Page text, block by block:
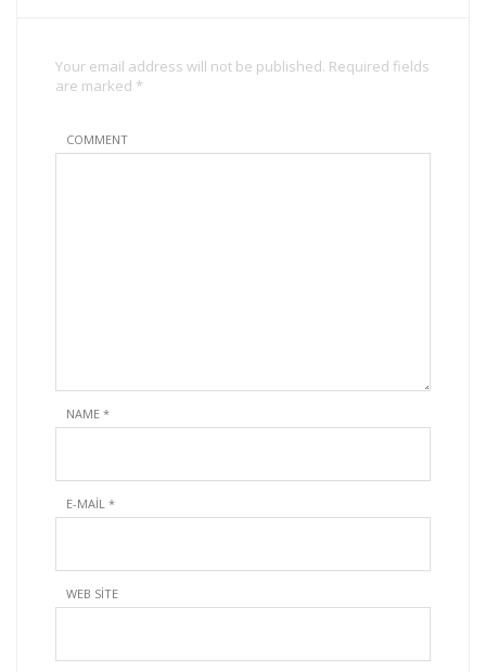
Your email address will not be published. Required fields
are marked *
COMMENT
NAME *
E-MAIL *
WEB SITE